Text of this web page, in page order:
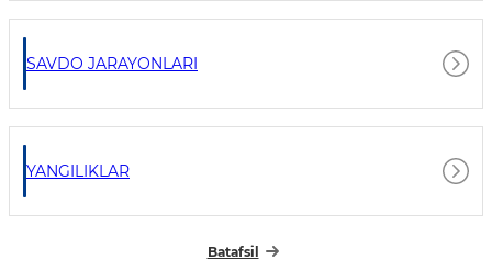
SAVDO JARAYONLARI
YANGILIKLAR
Batafsil